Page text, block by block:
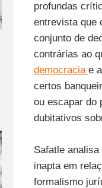
profundas
entrevista que
conjunto de
contrárias ao
democracia e
certos
ou escapar do
dubitativos
Safatle
inapta em
formalismo